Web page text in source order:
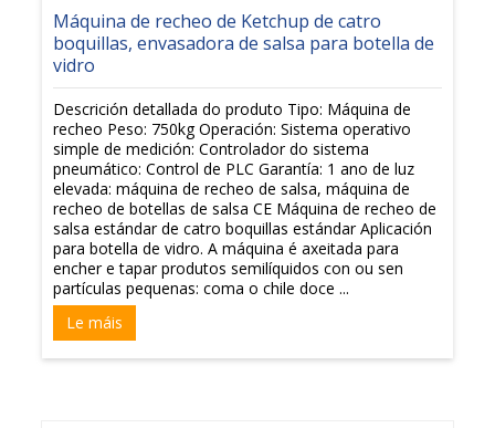
Máquina de recheo de Ketchup de catro
boquillas, envasadora de salsa para botella de
vidro
Descrición detallada do produto Tipo: Máquina de
recheo Peso: 750kg Operación: Sistema operativo
simple de medición: Controlador do sistema
pneumático: Control de PLC Garantía: 1 ano de luz
elevada: máquina de recheo de salsa, máquina de
recheo de botellas de salsa CE Máquina de recheo de
salsa estándar de catro boquillas estándar Aplicación
para botella de vidro. A máquina é axeitada para
encher e tapar produtos semilíquidos con ou sen
partículas pequenas: coma o chile doce ...
Le máis